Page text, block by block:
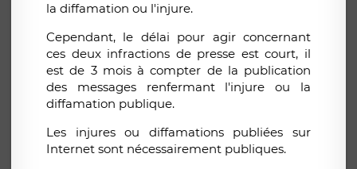
la diffamation ou l'injure.
Cependant, le délai pour agir concernant
ces deux infractions de presse est court, il
est de 3 mois à compter de la publication
des messages renfermant l'injure ou la
diffamation publique.
Les injures ou diffamations publiées sur
Internet sont nécessairement publiques.